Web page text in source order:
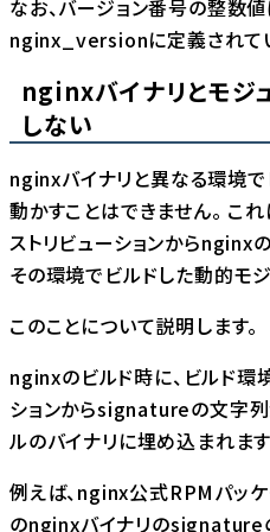
なお、バージョン番号の整
nginx_versionに定義されて
nginxバイナリとモ
しない
nginxバイナリと異なる環境
動かすことはできません。 こ
ストリビューションからnginx
その環境でビルドした動的モ
このことについて説明します。
nginxのビルド時に、ビルド環
ションからsignatureの文字
ルのバイナリに埋め込まれます
例えば、nginx公式RPMパッ
のnginxバイナリのsignature